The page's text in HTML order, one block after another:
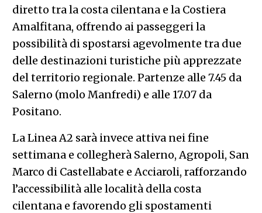
diretto tra la costa cilentana e la Costiera
Amalfitana, offrendo ai passeggeri la
possibilità di spostarsi agevolmente tra due
delle destinazioni turistiche più apprezzate
del territorio regionale. Partenze alle 7.45 da
Salerno (molo Manfredi) e alle 17.07 da
Positano.
La Linea A2 sarà invece attiva nei fine
settimana e collegherà Salerno, Agropoli, San
Marco di Castellabate e Acciaroli, rafforzando
l’accessibilità alle località della costa
cilentana e favorendo gli spostamenti